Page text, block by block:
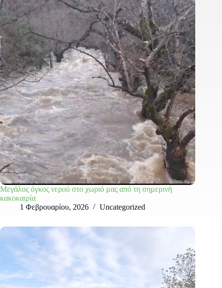
Μεγάλος όγκος νερού στο χωριό μας από τη σημερινή
κακοκαιρία
1 Φεβρουαρίου, 2026
Uncategorized